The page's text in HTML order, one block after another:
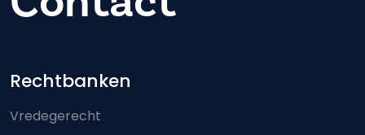
Footer-menu
Rechtbanken
Vredegerecht